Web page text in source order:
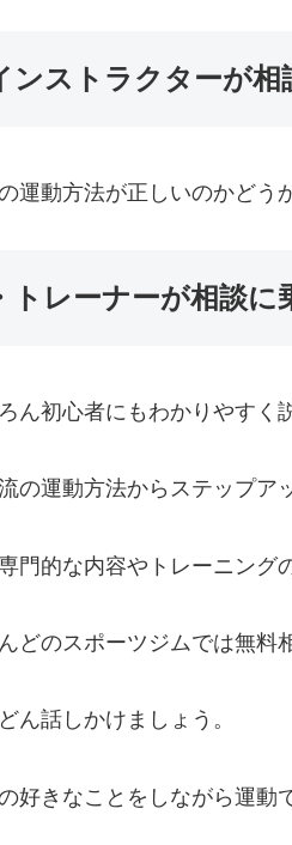
ンストラクターが相
運動方法が正しいのかどう
トレーナーが相談に
ん初心者にもわかりやすく
の運動方法からステップア
門的な内容やトレーニング
どのスポーツジムでは無料
ん話しかけましょう。
好きなことをしながら運動